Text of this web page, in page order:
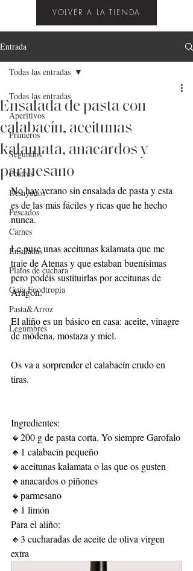
VOLVER A LA TIENDA
Entrada
Todas las entradas
Aperitivos
Primeros
Segundos
Postres
Desayunos
Pescados
Carnes
Ensaladas
Platos de cuchara
Guía Foodtropia
Pasta&Arroz
Legumbres
Todas las entradas
Ensalada de pasta con
calabacín, aceitunas
kalamata, anacardos y
parmesano
No hay verano sin ensalada de pasta y esta
es de las más fáciles y ricas que he hecho
nunca.
Le puse unas aceitunas kalamata que me
traje de Atenas y que estaban buenísimas
pero podéis sustituirlas por aceitunas de
Aragón.
El aliño es un básico en casa: aceite, vinagre
de módena, mostaza y miel.
Os va a sorprender el calabacín crudo en
tiras.
Ingredientes:
🔸200 g de pasta corta. Yo siempre Garofalo
🔸1 calabacín pequeño
🔸aceitunas kalamata o las que os gusten
🔸anacardos o piñones
🔸parmesano
🔸1 limón
Para el aliño:
🔸3 cucharadas de aceite de oliva virgen
extra